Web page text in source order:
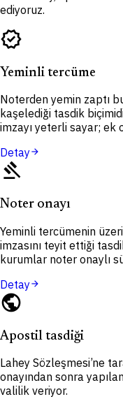
ediyoruz.
verified
Yeminli tercüme
Noterden yemin zaptı
kaşelediği tasdik
imzayı yeterli sayar; ek
Detayarrow_forward
gavel
Noter onayı
Yeminli tercümenin
imzasını teyit ettiği
kurumlar noter onaylı
Detayarrow_forward
public
Apostil tasdiği
Lahey Sözleşmesi’ne
onayından sonra
valilik veriyor.